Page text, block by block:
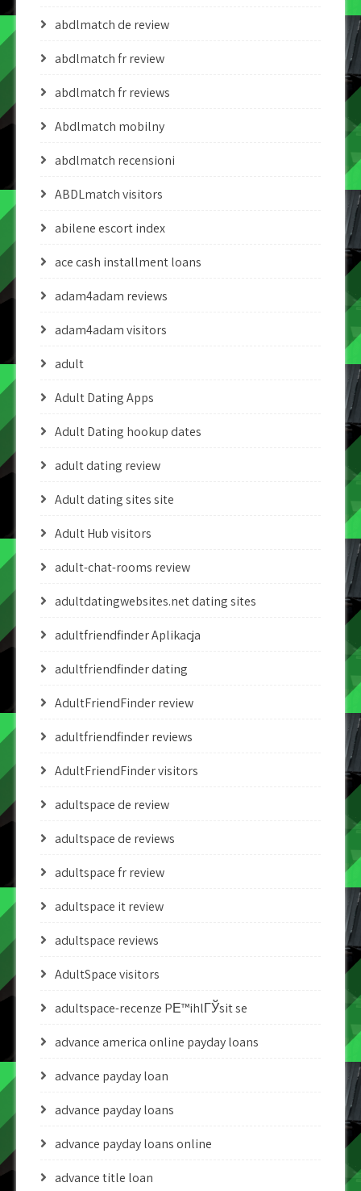
abdlmatch de review
abdlmatch fr review
abdlmatch fr reviews
Abdlmatch mobilny
abdlmatch recensioni
ABDLmatch visitors
abilene escort index
ace cash installment loans
adam4adam reviews
adam4adam visitors
adult
Adult Dating Apps
Adult Dating hookup dates
adult dating review
Adult dating sites site
Adult Hub visitors
adult-chat-rooms review
adultdatingwebsites.net dating sites
adultfriendfinder Aplikacja
adultfriendfinder dating
AdultFriendFinder review
adultfriendfinder reviews
AdultFriendFinder visitors
adultspace de review
adultspace de reviews
adultspace fr review
adultspace it review
adultspace reviews
AdultSpace visitors
adultspace-recenze PЕ™ihlГЎsit se
advance america online payday loans
advance payday loan
advance payday loans
advance payday loans online
advance title loan